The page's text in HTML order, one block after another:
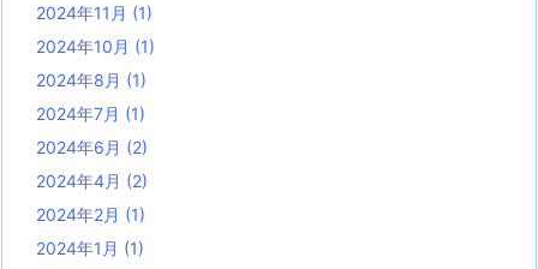
2024年11月 (1)
2024年10月 (1)
2024年8月 (1)
2024年7月 (1)
2024年6月 (2)
2024年4月 (2)
2024年2月 (1)
2024年1月 (1)